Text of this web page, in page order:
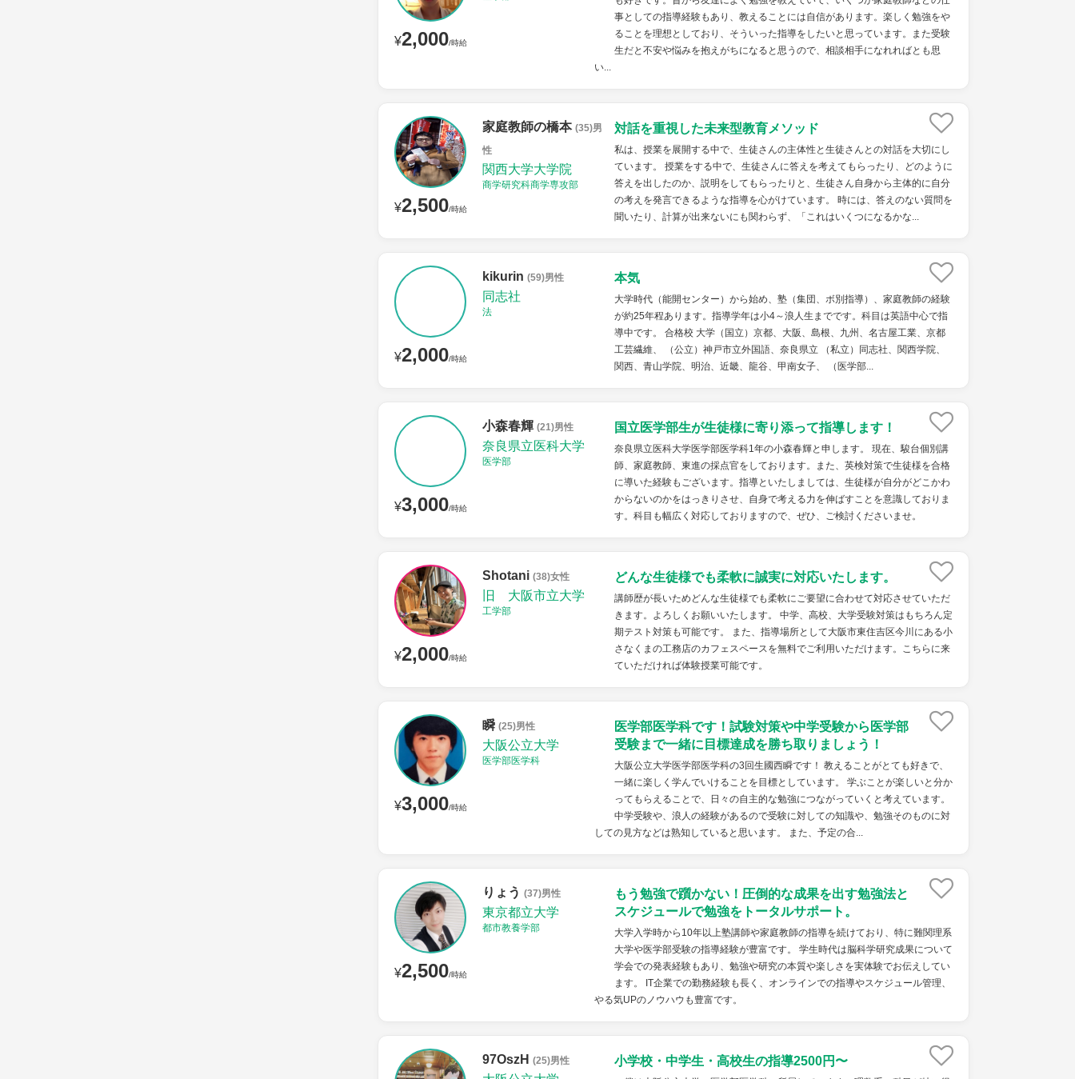
¥2,000/時給
事としての指導経験もあり、教えることには自信があります。楽しく勉強をや
ることを理想としており、そういった指導をしたいと思っています。また受験
生だと不安や悩みを抱えがちになると思うので、相談相手になれればとも思
い...
¥2,500/時給
家庭教師の橋本 (35)男
性
関西大学大学院
商学研究科商学専攻部
対話を重視した未来型教育メソッド
私は、授業を展開する中で、生徒さんの主体性と生徒さんとの対話を大切にし
ています。 授業をする中で、生徒さんに答えを考えてもらったり、どのように
答えを出したのか、説明をしてもらったりと、生徒さん自身から主体的に自分
の考えを発言できるような指導を心がけています。 時には、答えのない質問を
聞いたり、計算が出来ないにも関わらず、「これはいくつになるかな...
¥2,000/時給
kikurin (59)男性
同志社
法
本気
大学時代（能開センター）から始め、塾（集団、ボ別指導）、家庭教師の経験
が約25年程あります。指導学年は小4～浪人生までです。科目は英語中心で指
導中です。 合格校 大学（国立）京都、大阪、島根、九州、名古屋工業、京都
工芸繊維、 （公立）神戸市立外国語、奈良県立 （私立）同志社、関西学院、
関西、青山学院、明治、近畿、龍谷、甲南女子、 （医学部...
¥3,000/時給
小森春輝 (21)男性
奈良県立医科大学
医学部
国立医学部生が生徒様に寄り添って指導します！
奈良県立医科大学医学部医学科1年の小森春輝と申します。 現在、駿台個別講
師、家庭教師、東進の採点官をしております。また、英検対策で生徒様を合格
に導いた経験もございます。指導といたしましては、生徒様が自分がどこかわ
からないのかをはっきりさせ、自身で考える力を伸ばすことを意識しておりま
す。科目も幅広く対応しておりますので、ぜひ、ご検討くださいませ。
¥2,000/時給
Shotani (38)女性
旧 大阪市立大学
工学部
どんな生徒様でも柔軟に誠実に対応いたします。
講師歴が長いためどんな生徒様でも柔軟にご要望に合わせて対応させていただ
きます。よろしくお願いいたします。 中学、高校、大学受験対策はもちろん定
期テスト対策も可能です。 また、指導場所として大阪市東住吉区今川にある小
さなくまの工務店のカフェスペースを無料でご利用いただけます。こちらに来
ていただければ体験授業可能です。
¥3,000/時給
瞬 (25)男性
大阪公立大学
医学部医学科
医学部医学科です！試験対策や中学受験から医学部
受験まで一緒に目標達成を勝ち取りましょう！
大阪公立大学医学部医学科の3回生國西瞬です！ 教えることがとても好きで、
一緒に楽しく学んでいけることを目標としています。 学ぶことが楽しいと分か
ってもらえることで、日々の自主的な勉強につながっていくと考えています。
中学受験や、浪人の経験があるので受験に対しての知識や、勉強そのものに対
しての見方などは熟知していると思います。 また、予定の合...
¥2,500/時給
りょう (37)男性
東京都立大学
都市教養学部
もう勉強で躓かない！圧倒的な成果を出す勉強法と
スケジュールで勉強をトータルサポート。
大学入学時から10年以上塾講師や家庭教師の指導を続けており、特に難関理系
大学や医学部受験の指導経験が豊富です。 学生時代は脳科学研究成果について
学会での発表経験もあり、勉強や研究の本質や楽しさを実体験でお伝えしてい
ます。 IT企業での勤務経験も長く、オンラインでの指導やスケジュール管理、
やる気UPのノウハウも豊富です。
97OszH (25)男性 小学校・中学生・高校生の指導2500円〜